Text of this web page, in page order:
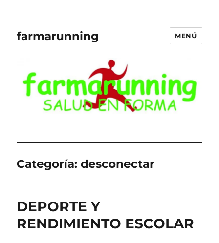
farmarunning MENÚ
Categoría:desconectar
DEPORTE Y
RENDIMIENTO ESCOLAR